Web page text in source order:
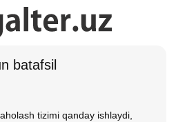
batafsil
tizimi qanday ishlaydi,